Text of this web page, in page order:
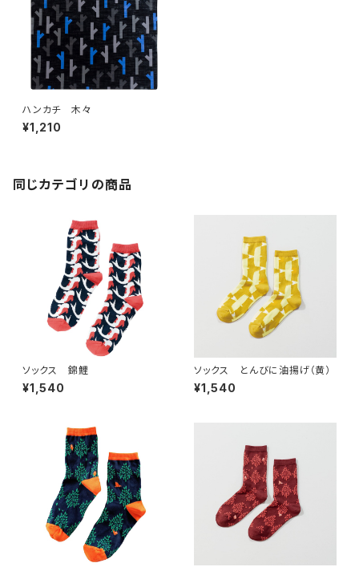
ハンカチ 木々
¥1,210
同じカテゴリの商品
ソックス 錦鯉
¥1,540
ソックス とんびに油揚げ（黄）
¥1,540